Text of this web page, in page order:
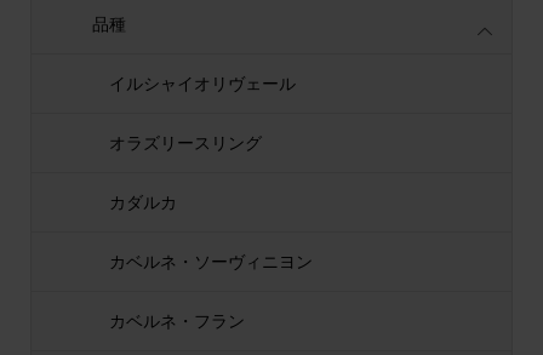
品種
イルシャイオリヴェール
オラズリースリング
カダルカ
カベルネ・ソーヴィニヨン
カベルネ・フラン